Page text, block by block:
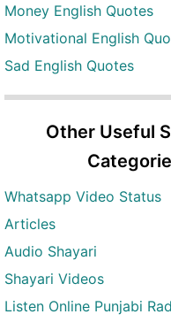
Money English Quotes
Motivational English
Sad English Quotes
Other Useful
Whatsapp Video Status
Articles
Audio Shayari
Shayari Videos
Listen Online Punjabi